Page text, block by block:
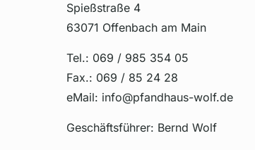
Spießstraße 4
63071 Offenbach am Main
Tel.: 069 / 985 354 05
Fax.: 069 / 85 24 28
eMail: info@pfandhaus-wolf.de
Geschäftsführer: Bernd Wolf